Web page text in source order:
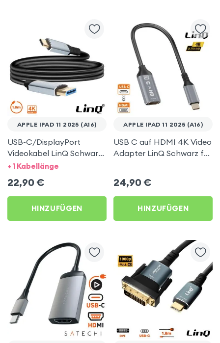
APPLE IPAD 11 2025 (A16)
USB-C/DisplayPort
Videokabel LinQ Schwarz
1.8m für Apple iPad 11
+ 1 Kabellänge
22,90 €
HINZUFÜGEN
APPLE IPAD 11 2025 (A16)
USB C auf HDMI 4K Video
Adapter LinQ Schwarz für
24,90 €
HINZUFÜGEN